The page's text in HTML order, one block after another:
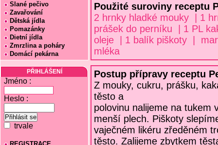
Slané pečivo
Zavařování
Dětská jídla
Pomazánky
Dietní jídla
Zmrzlina a poháry
Domácí pekárna
PŘIHLÁŠENÍ
Jméno :
Heslo :
trvale
Použité suroviny receptu
2 hrnky hladké mouky | 1
prášek do perníku | 1 PL
oleje | 1 balík piškoty |
mléka
Postup přípravy receptu
Z mouky, cukru, prášku,
těsto a
polovinu nalijeme na tukem
menší plech. Piškoty
vaječném likéru zředěném
těsto. Zalijeme zbytkem